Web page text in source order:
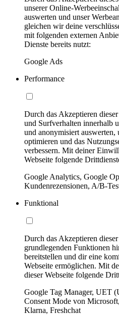
unserer Online-
auswerten und unser
gleichen wir deine
mit folgenden externen
Dienste bereits nutzt:
Google Ads
Performance
Durch das Akzeptieren
und Surfverhalten innerhalb
und anonymisiert auswerten,
optimieren und das
verbessern. Mit deiner
Webseite folgende
Google Analytics, Google
Kundenrezensionen, A/B-
Funktional
Durch das Akzeptieren
grundlegenden Funktionen
bereitstellen und dir eine
Webseite ermöglichen. Mit
dieser Webseite folgende
Google Tag Manager, UET
Consent Mode von
Klarna, Freshchat